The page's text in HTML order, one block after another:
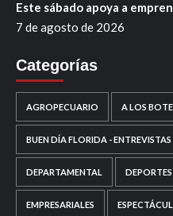
Este sábado apoya a
7 de agosto de 2026
Categorías
AGROPECUARIO A LOS
BUEN DÍA FLORIDA - ENTREVISTAS
DEPARTAMENTAL DEPORTES
EMPRESARIALES